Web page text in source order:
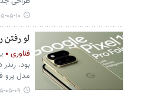
۱۴۰۵-۰۵-۱۰
لو رفتن
فناوری
مدل پرو
۱۴۰۵-۰۵-